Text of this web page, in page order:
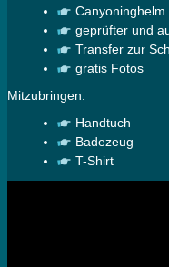
Canyoninghelm
geprüfter und
Transfer zur
gratis Fotos
Mitzubringen:
Handtuch
Badezeug
T-Shirt